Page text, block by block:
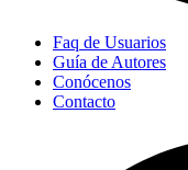
Faq de Usuarios
Guía de Autores
Conócenos
Contacto